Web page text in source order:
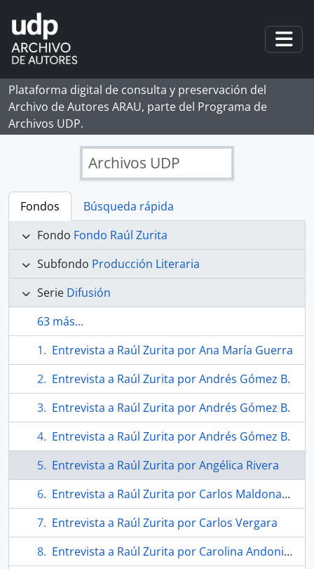
Skip to main content
Plataforma digital de consulta y preservación del
Archivo de Autores ARAU, parte del Programa de
Archivos UDP.
Archivos UDP
Fondos
Búsqueda rápida
Fondo Fondo Raúl Zurita
Subfondo Producción Literaria
Serie Difusión
63 más...
Entrevista a Raúl Zurita por Ana María Guerra
Entrevista a Raúl Zurita por Andrés Gómez B.
Entrevista a Raúl Zurita por Andrés Gómez B.
Entrevista a Raúl Zurita por Andrés Gómez B.
Entrevista a Raúl Zurita por Angélica Rivera
Entrevista a Raúl Zurita por Carlos Maldonado
Entrevista a Raúl Zurita por Carlos Vergara
Entrevista a Raúl Zurita por Carolina Andonie Dracos